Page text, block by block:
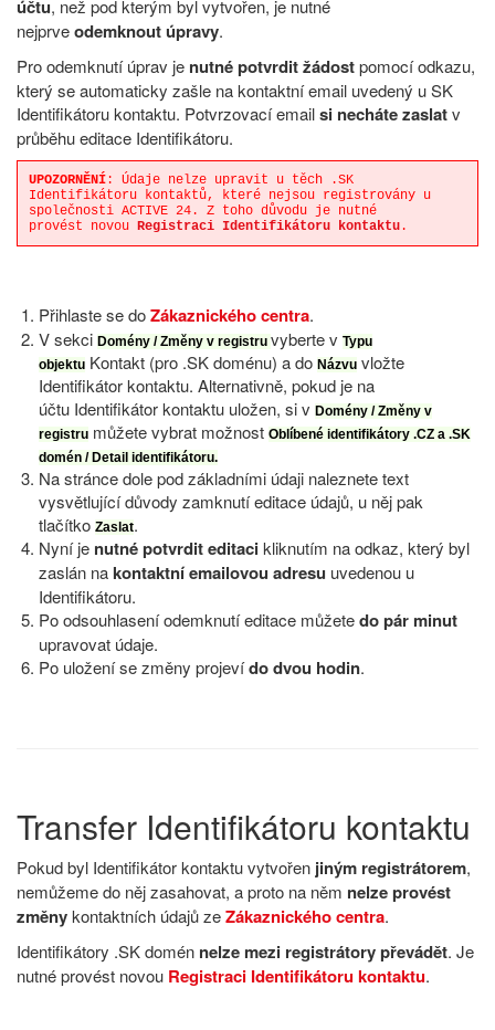
účtu, než pod kterým byl vytvořen, je nutné
nejprveodemknout úpravy.
Pro odemknutí úprav je nutné potvrdit žádostpomocí odkazu,
který se automaticky zašle na kontaktní email uvedený u SK
Identifikátoru kontaktu. Potvrzovací emailsi necháte zaslatv
průběhu editace Identifikátoru.
UPOZORNĚNÍ : Údaje nelze upravit u těch .SK
Identifikátoru kontaktů, které nejsou registrovány u
společnosti ACTIVE 24. Z toho důvodu je nutné
provést novou Registraci Identifikátoru kontaktu .
Přihlaste se doZákaznického centra.
V sekci Domény / Změny v registru vyberte v Typu
objektu Kontakt (pro .SK doménu) a do Názvu vložte
Identifikátor kontaktu. Alternativně, pokud je na
účtu Identifikátor kontaktu uložen, si v Domény / Změny v
registru můžete vybrat možnost Oblíbené identifikátory .CZ a .SK
domén / Detail identifikátoru.
Na stránce dole pod základními údaji naleznete text
vysvětlující důvody zamknutí editace údajů, u něj pak
tlačítko Zaslat.
Nyní je nutné potvrdit editacikliknutím na odkaz, který byl
zaslán nakontaktní emailovou adresu uvedenou u
Identifikátoru.
Po odsouhlasení odemknutí editace můžetedo pár minut
upravovat údaje.
Po uložení se změny projevído dvou hodin.
Transfer Identifikátoru kontaktu
Pokud byl Identifikátor kontaktu vytvořen jiným registrátorem,
nemůžeme do něj zasahovat, a proto na něm nelze provést
změnykontaktních údajů zeZákaznického centra.
Identifikátory .SK domén nelze mezi registrátory převádět. Je
nutné provést novou Registraci Identifikátoru kontaktu.